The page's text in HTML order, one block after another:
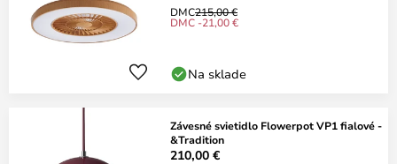
DMC215,00 €
DMC -21,00 €
Na sklade
Závesné svietidlo Flowerpot VP1 fialové -
&Tradition
210,00 €